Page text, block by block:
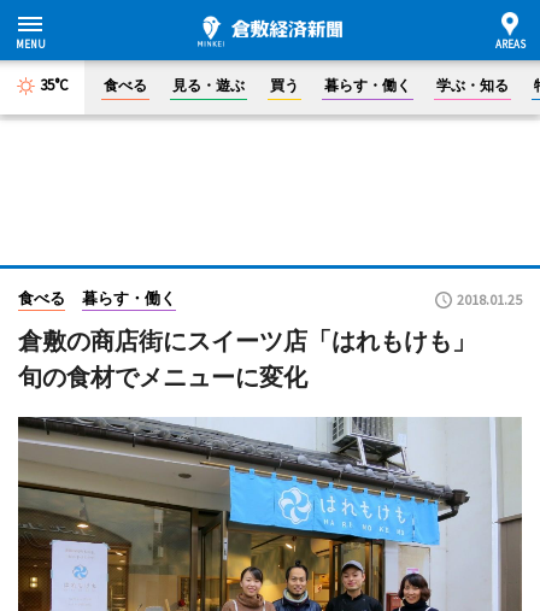
35°C 食べる 見る・遊ぶ 買う 暮らす・働く 学ぶ・知る
食べる 暮らす・働く 2018.01.25
倉敷の商店街にスイーツ店「はれもけも」
旬の食材でメニューに変化